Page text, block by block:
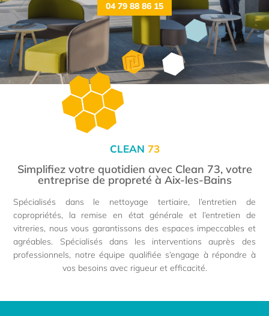
04 79 88 86 15
CLEAN 73
Simplifiez votre quotidien avec Clean 73, votre
entreprise de propreté à Aix-les-Bains
Spécialisés dans le nettoyage tertiaire, l’entretien de
copropriétés, la remise en état générale et l’entretien de
vitreries, nous vous garantissons des espaces impeccables et
agréables. Spécialisés dans les interventions auprès des
professionnels, notre équipe qualifiée s’engage à répondre à
vos besoins avec rigueur et efficacité.